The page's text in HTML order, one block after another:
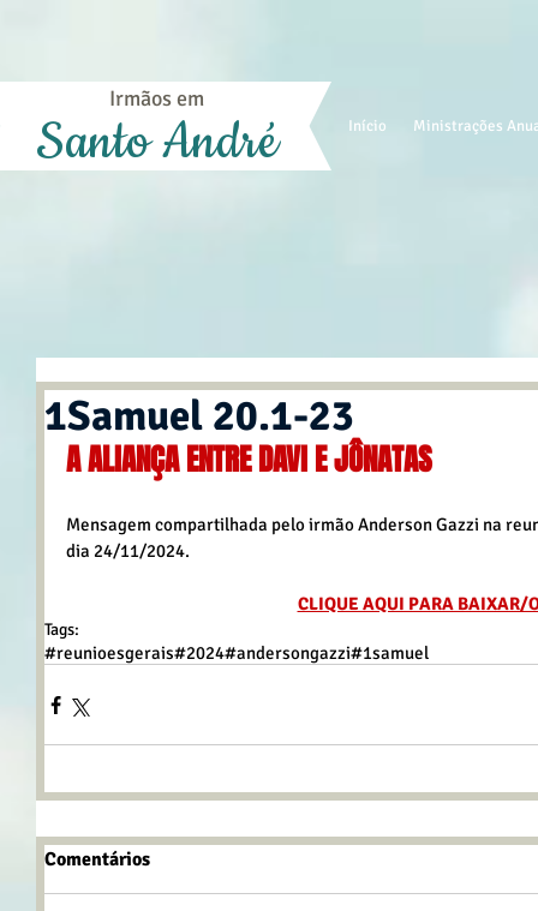
Início Ministrações
Irmãos em
Santo André
1Samuel 20.1-23
A ALIANÇA ENTRE DAVI E JÔNATAS
Mensagem compartilhada pelo irmão Anderson Gazzi na
dia 24/11/2024.
CLIQUE AQUI PARA BAIXAR/
Tags:
#reunioesgerais#2024#andersongazzi#1samuel
Comentários